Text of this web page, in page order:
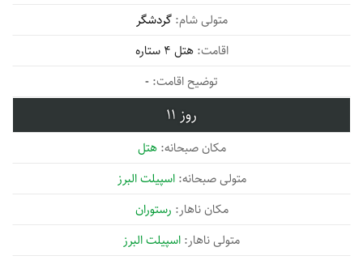
گردشگر
هتل 4 ستاره
-
11
هتل
اسپیلت البرز
رستوران
اسپیلت البرز